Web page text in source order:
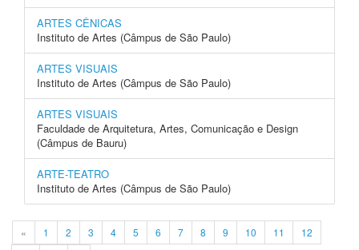
ARTES CÊNICAS
Instituto de Artes (Câmpus de São Paulo)
ARTES VISUAIS
Instituto de Artes (Câmpus de São Paulo)
ARTES VISUAIS
Faculdade de Arquitetura, Artes, Comunicação e Design
(Câmpus de Bauru)
ARTE-TEATRO
Instituto de Artes (Câmpus de São Paulo)
« 1 2 3 4 5 6 7 8 9 10 11
12